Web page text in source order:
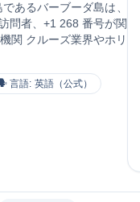
あるバーブーダ島は、
問者、+1 268 番号が関
関 クルーズ業界やホリ
言語: 英語（公式）